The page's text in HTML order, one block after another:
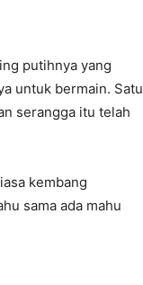
putihnya yang
untuk bermain. Satu
serangga itu telah
kembang
sama ada mahu